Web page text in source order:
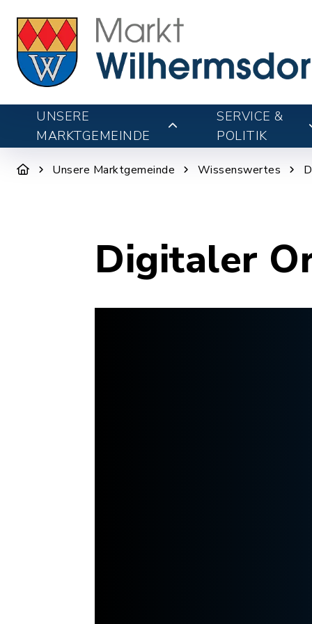
UNSERE
MARKTGEMEINDE
SERVICE &
POLITIK
Unsere Marktgemeinde Wissenswertes
Digitaler